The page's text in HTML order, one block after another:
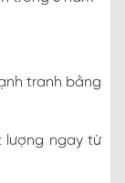
tranh bằng
lượng ngay từ